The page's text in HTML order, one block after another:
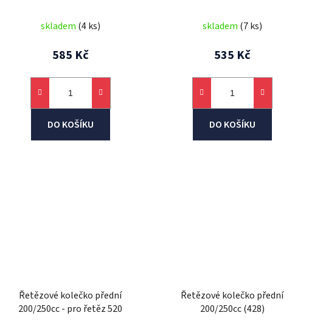
skladem (4 ks)
585 Kč
DO KOŠÍKU
skladem (7 ks)
535 Kč
DO KOŠÍKU
Řetězové kolečko přední
200/250cc - pro řetěz 520
Řetězové kolečko přední
200/250cc (428)